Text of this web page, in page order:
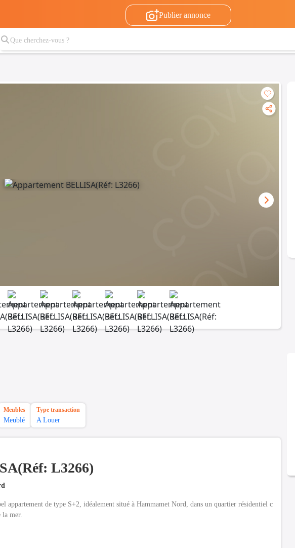
Publier annonce
Meubles
Meublé
Type transaction
A Louer
L3266)
appartement de type S+2, idéalement situé à Hammamet Nord, dans un quartier résidentiel c
la mer.